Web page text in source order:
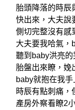
胎頭降落的時辰
快出來，大夫說
側切完整沒有感
大夫要我哈氣，
聽到baby洪亮的
胎盤出來瞭，娩
baby就抱在我
時辰有點刺痛，
產房外察看瞭2